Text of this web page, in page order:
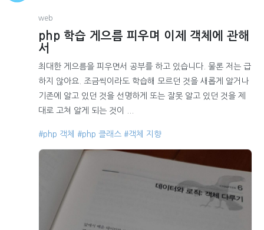
web
php 학습 게으름 피우며 이제 객체에 관해
서
최대한 게으름을 피우면서 공부를 하고 있습니다. 물론 저는 급
하지 않아요. 조금씩이라도 학습해 모르던 것을 새롭게 알거나
기존에 알고 있던 것을 선명하게 또는 잘못 알고 있던 것을 제
대로 고쳐 알게 되는 것이 ...
#php 객체 #php 클래스 #객체 지향